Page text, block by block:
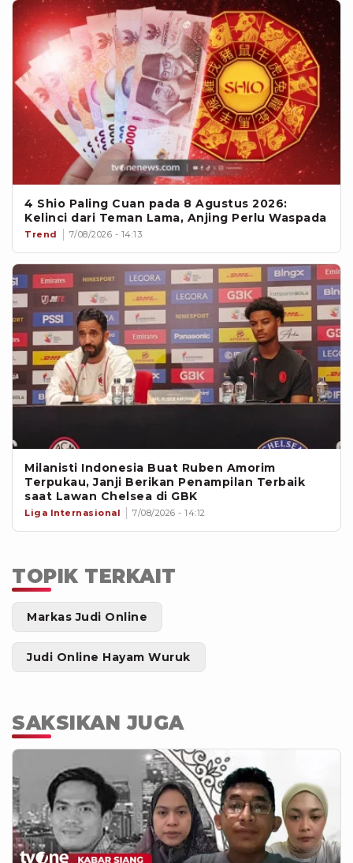
4 Shio Paling Cuan pada 8 Agustus 2026:
Kelinci dari Teman Lama, Anjing Perlu Waspada
Trend 7/08/2026 - 14:13
Milanisti Indonesia Buat Ruben Amorim
Terpukau, Janji Berikan Penampilan Terbaik
saat Lawan Chelsea di GBK
Liga Internasional 7/08/2026 - 14:12
TOPIK TERKAIT
Markas Judi Online
Judi Online Hayam Wuruk
SAKSIKAN JUGA